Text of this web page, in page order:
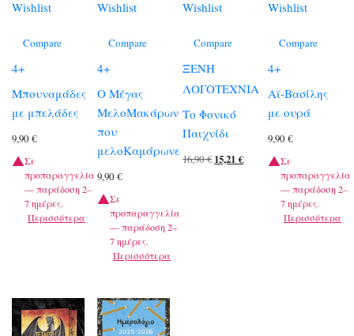
Wishlist
Compare
4+
Μπουναμάδες
με μπελάδες
9,90 €
Σε
προπαραγγελία
— παράδοση 2–
7 ημέρες.
Περισσότερα
Wishlist
Compare
4+
Ο Μέγας
ΜελοΜακάρων
που
μελοΚαμάρωνε
9,90€
Σε
προπαραγγελία
— παράδοση 2–
7 ημέρες.
Περισσότερα
Wishlist
Compare
ΞΕΝΗ
ΛΟΓΟΤΕΧΝΙΑ
Το Φονικό
Παιχνίδι
16,90€ Original
15,21€Η
τρέχουσα
Wishlist
Compare
4+
Αϊ-Βασίλης
με ουρά
9,90€
Σε
προπαραγγελία
— παράδοση 2–
7 ημέρες.
Περισσότερα